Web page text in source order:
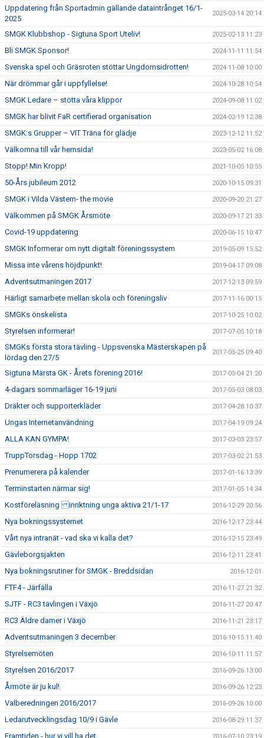
Uppdatering från Sportadmin gällande dataintrånget 16/1-
2025
2025-03-14 20:14
SMGK Klubbshop - Sigtuna Sport Uteliv! 2025-02-13 11:23
Bli SMGK Sponsor! 2024-11-11 11:54
Svenska spel och Gräsroten stöttar Ungdomsidrotten! 2024-11-08 10:00
När drömmar går i uppfyllelse! 2024-10-28 10:54
SMGK Ledare – stötta våra klippor 2024-09-08 11:02
SMGK har blivit FaR certifierad organisation 2024-02-19 12:38
SMGK:s Grupper – VIT Träna för glädje 2023-12-12 11:52
Välkomna till vår hemsida! 2023-05-02 16:08
Stopp! Min Kropp! 2021-10-05 10:55
50-Års jubileum 2012 2020-10-15 09:31
SMGK i Vilda Västern- the movie 2020-09-20 21:27
Välkommen på SMGK Årsmöte 2020-09-17 21:33
Covid-19 uppdatering 2020-06-15 10:47
SMGK Informerar om nytt digitalt föreningssystem 2019-05-09 15:52
Missa inte vårens höjdpunkt! 2019-04-17 09:08
Adventsutmaningen 2017 2017-12-13 09:59
Härligt samarbete mellan skola och föreningsliv 2017-11-16 00:15
SMGKs önskelista 2017-10-25 10:02
Styrelsen informerar! 2017-07-05 10:18
SMGKs första stora tävling - Uppsvenska Mästerskapen på
lördag den 27/5
2017-05-25 09:40
Sigtuna Märsta GK - Årets förening 2016! 2017-05-04 21:20
4-dagars sommarläger 16-19 juni 2017-05-03 08:03
Dräkter och supporterkläder 2017-04-28 10:37
Ungas Internetanvändning 2017-04-19 09:24
ALLA KAN GYMPA! 2017-03-03 23:57
TruppTorsdag - Hopp 1702 2017-03-02 21:53
Prenumerera på kalender 2017-01-16 13:39
Terminstarten närmar sig! 2017-01-05 14:34
Kostföreläsning inriktning unga aktiva 21/1-17 2016-12-29 20:56
Nya bokningssystemet 2016-12-17 23:44
Vårt nya intranät - vad ska vi kalla det? 2016-12-15 23:49
Gävleborgsjakten 2016-12-11 23:41
Nya bokningsrutiner för SMGK - Breddsidan 2016-12-01
FTF4 - Järfälla 2016-11-27 21:32
SJTF - RC3 tävlingen i Växjö 2016-11-27 20:47
RC3 Äldre damer i Växjö 2016-11-21 23:17
Adventsutmaningen 3 december 2016-10-15 11:40
Styrelsemöten 2016-10-11 11:57
Styrelsen 2016/2017 2016-09-26 13:00
Årmöte är ju kul! 2016-09-26 12:23
Valberedningen 2016/2017 2016-09-26 10:00
Ledarutvecklingsdag 10/9 i Gävle 2016-08-29 11:37
Framtiden - hur vi vill ha det